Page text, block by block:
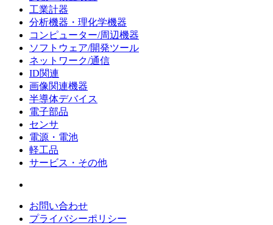
工業計器
分析機器・理化学機器
コンピューター/周辺機器
ソフトウェア/開発ツール
ネットワーク/通信
ID関連
画像関連機器
半導体デバイス
電子部品
センサ
電源・電池
軽工品
サービス・その他
お問い合わせ
プライバシーポリシー